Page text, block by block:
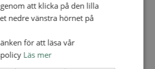
OCH UTVECKLING
initiativ
att klicka på den lilla
nedre vänstra hörnet på
för att läsa vår
Läs mer